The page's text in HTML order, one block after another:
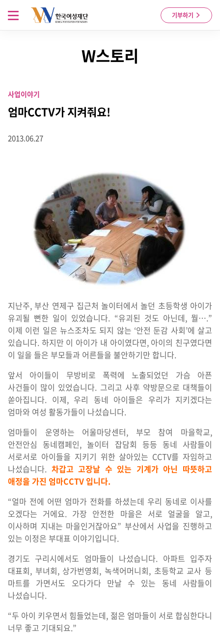
Skip to content
기부하기
메뉴 열기
W스토리
사업이야기
엄마CCTV가 지켜줘요!
2013.06.27
지난주, 부산 연제구 집근처 놀이터에서 놀던 초등학생 아이가
유괴될 뻔한 일이 있었습니다. “유괴된 것도 아닌데, 뭘….”
이제 이런 일은 뉴스조차도 되지 않는 ‘안전 둔감 사회’에 살고
있습니다. 하지만 이 아이가 내 아이였다면, 아이의 친구였다면
이 일을 들은 부모들과 어른들을 불안하기만 합니다.
앞서 아이들이 무방비로 폭력에 노출되었던 가슴 아픈
사건들이 많이 있었습니다. 그리고 사후 약방문으로 대책들이
쏟아집니다. 이제, 우리 동네 아이들은 우리가 지키겠다는
엄마와 여성 활동가들이 나섰습니다.
엄마들이 운영하는 어울마당센터, 부모 참여 마을학교,
안전안심 동네캠페인, 놀이터 잡담회 등등 동네 사람들이
서로서로 아이들을 지키기 위한 살아있는 CCTV를 자임하고
나섰습니다. 차갑고 고장날 수 있는 기계가 아닌 따뜻하고
애정을 가진 엄마CCTV 입니다.
“얼마 전에 어떤 엄마가 전화를 하셨는데 우리 동네로 이사를
오겠다는 거에요. 가장 안전한 마을은 서로 얼굴을 알고,
이사하며 지내는 마을인거잖아요” 부산에서 사업을 진행하고
있는 이정은 부대표 이야기입니다.
경기도 구리시에서도 엄마들이 나섰습니다. 아파트 입주자
대표회, 부녀회, 상가번영회, 녹색어머니회, 초등학교 교사 등
마트를 가면서도 오다가다 만날 수 있는 동네 사람들이
나섰습니다.
“두 아이 키우면서 힘들었는데, 젊은 엄마들이 서로 합심한다니
너무 좋고 기대되요.”